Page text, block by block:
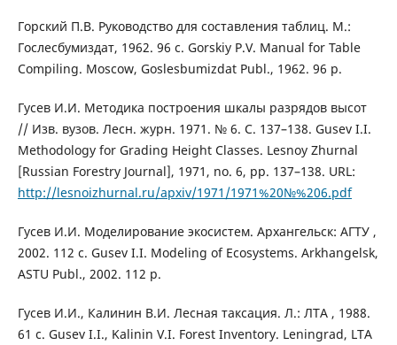
Горский П.В. Руководство для составления таблиц. М.:
Гослесбумиздат, 1962. 96 с. Gorskiy P.V. Manual for Table
Compiling. Moscow, Goslesbumizdat Publ., 1962. 96 p.
Гусев И.И. Методика построения шкалы разрядов высот
// Изв. вузов. Лесн. журн. 1971. № 6. С. 137–138. Gusev I.I.
Methodology for Grading Height Classes. Lesnoy Zhurnal
[Russian Forestry Journal], 1971, no. 6, pp. 137–138. URL:
http://lesnoizhurnal.ru/apxiv/1971/1971%20№%206.pdf
Гусев И.И. Моделирование экосистем. Архангельск: АГТУ ,
2002. 112 с. Gusev I.I. Modeling of Ecosystems. Arkhangelsk,
ASTU Publ., 2002. 112 p.
Гусев И.И., Калинин В.И. Лесная таксация. Л.: ЛТА , 1988.
61 с. Gusev I.I., Kalinin V.I. Forest Inventory. Leningrad, LTA